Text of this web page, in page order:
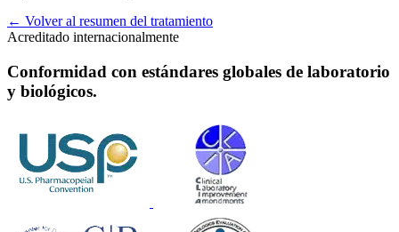
← Volver al resumen del tratamiento
Acreditado internacionalmente
Conformidad con estándares globales de laboratorio
y biológicos.